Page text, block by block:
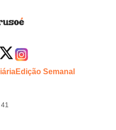
Edição Semanal